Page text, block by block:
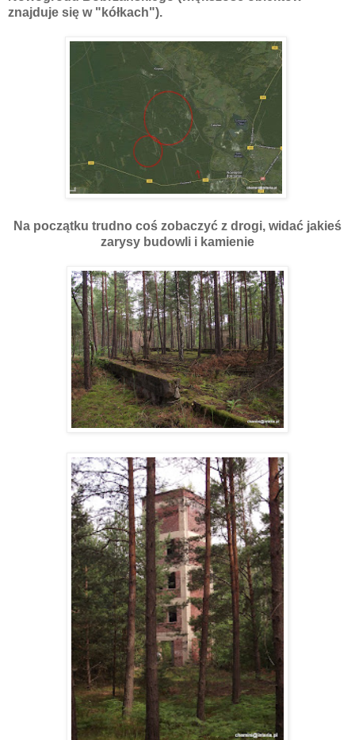
znajduje się w "kółkach").
Na początku trudno coś zobaczyć z drogi, widać jakieś
zarysy budowli i kamienie